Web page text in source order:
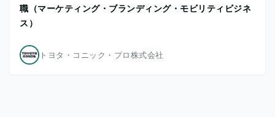
職（マーケティング・ブランディング・モビリティビジネ
ス）
トヨタ・コニック・プロ株式会社